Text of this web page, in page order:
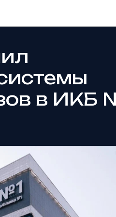
в ИКБ